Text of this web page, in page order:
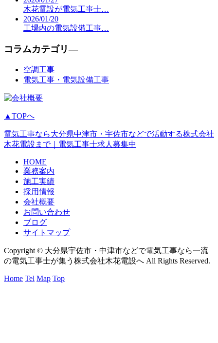
木花電設が電気工事士…
2026/01/20
工場内の電気設備工事…
コラムカテゴリ―
空調工事
電気工事・電気設備工事
▲TOPへ
電気工事なら大分県中津市・宇佐市などで活動する株式会社
木花電設まで｜電気工事士求人募集中
HOME
業務案内
施工実績
採用情報
会社概要
お問い合わせ
ブログ
サイトマップ
Copyright © 大分県宇佐市・中津市などで電気工事なら一流
の電気工事士が集う株式会社木花電設へ All Rights Reserved.
Home Tel Map Top